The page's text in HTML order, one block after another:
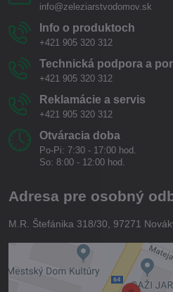
info@zeleziarstvodomov.sk
Info o produktoch
+421 905 320 312
Technická podpora a
+421 905 320 312
Reklamácie a servis
+421 905 320 312
Otváracia doba
Po-Pi: 7:30 - 17:00 hod.
So: 8:00 - 12:00 hod.
Adresa pre osobný
M.R. Štefánika 318/30, 97271